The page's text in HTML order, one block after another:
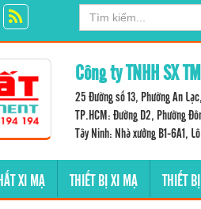
Công ty TNHH SX
25 Đường số 13, Phường An
TP.HCM: Đường D2, Phường
Tây Ninh: Nhà xưởng B1-6A1,
XI MẠ THIẾT BỊ XI MẠ THIẾT